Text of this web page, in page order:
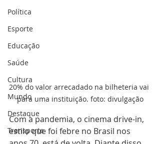
Política
Esporte
Educação
Saúde
Cultura
Mundo
Destaque
Transporte
20% do valor arrecadado na bilheteria vai
para uma instituição. foto: divulgação
Com a pandemia, o cinema drive-in,
estilo que foi febre no Brasil nos